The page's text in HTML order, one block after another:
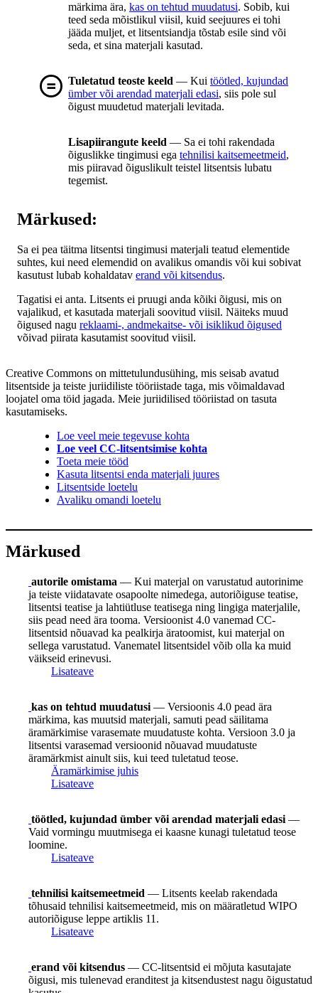
märkima ära, kas on tehtud muudatusi. Sobib, kui
teed seda mõistlikul viisil, kuid seejuures ei tohi
jääda muljet, et litsentsiandja tõstab esile sind või
seda, et sina materjali kasutad.
Tuletatud teoste keeld — Kui töötled, kujundad
ümber või arendad materjali edasi, siis pole sul
õigust muudetud materjali levitada.
Lisapiirangute keeld — Sa ei tohi rakendada
õiguslikke tingimusi ega tehnilisi kaitsemeetmeid,
mis piiravad õiguslikult teistel litsentsis lubatu
tegemist.
Märkused:
Sa ei pea täitma litsentsi tingimusi materjali teatud elementide
suhtes, kui need elemendid on avalikus omandis või kui sobivat
kasutust lubab kohaldatav erand või kitsendus.
Tagatisi ei anta. Litsents ei pruugi anda kõiki õigusi, mis on
vajalikud, et kasutada materjali soovitud viisil. Näiteks muud
õigused nagu reklaami-, andmekaitse- või isiklikud õigused
võivad piirata kasutamist soovitud viisil.
Creative Commons on mittetulundusühing, mis seisab avatud
litsentside ja teiste juriidiliste tööriistade taga, mis võimaldavad
loojatel oma töid jagada. Meie juriidilised tööriistad on tasuta
kasutamiseks.
Loe veel meie tegevuse kohta
Loe veel CC-litsentsimise kohta
Toeta meie tööd
Kasuta litsentsi enda materjali juures
Litsentside loetelu
Avaliku omandi loetelu
Märkused
autorile omistama — Kui materjal on varustatud autorinime
ja teiste viidatavate osapoolte nimedega, autoriõiguse teatise,
litsentsi teatise ja lahtiütluse teatisega ning lingiga materjalile,
siis pead need ära tooma. Versioonist 4.0 vanemad CC-
litsentsid nõuavad ka pealkirja äratoomist, kui materjal on
sellega varustatud. Vanematel litsentsidel võib olla ka muid
väikseid erinevusi.
Lisateave
kas on tehtud muudatusi — Versioonis 4.0 pead ära
märkima, kas muutsid materjali, samuti pead säilitama
äramärkimise varasemate muudatuste kohta. Versioon 3.0 ja
litsentsi varasemad versioonid nõuavad muudatuste
äramärkmist ainult siis, kui teed tuletatud teose.
Äramärkimise juhis
Lisateave
töötled, kujundad ümber või arendad materjali edasi —
Vaid vormingu muutmisega ei kaasne kunagi tuletatud teose
loomine.
Lisateave
tehnilisi kaitsemeetmeid — Litsents keelab rakendada
tõhusaid tehnilisi kaitsemeetmeid, mis on määratletud WIPO
autoriõiguse leppe artiklis 11.
Lisateave
erand või kitsendus — CC-litsentsid ei mõjuta kasutajate
õigusi, mis tulenevad eranditest ja kitsendustest nagu õigustatud